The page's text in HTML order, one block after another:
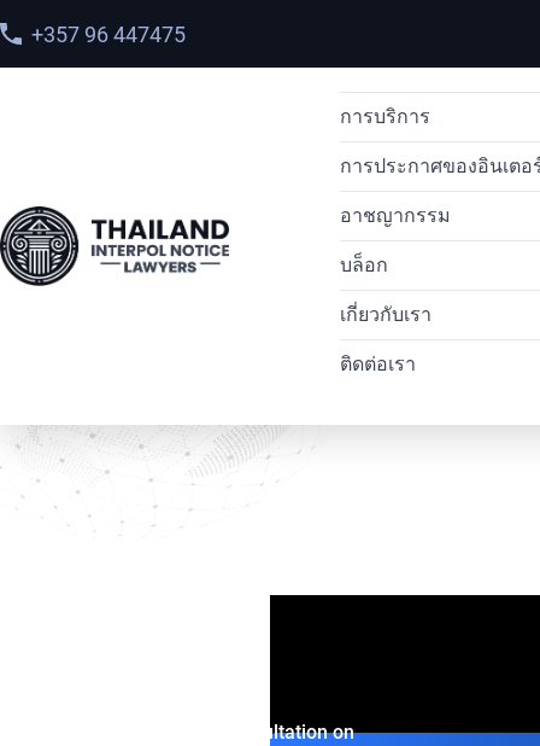
+357 96 447475
การบริการ
การส่งผู้ร้ายข้ามแดน
การส่งผู้ร้ายข้าม
การส่งตัวผู้ร้ายข้
การลบประกาศสีแดง
คำขอป้องกันล่วง
การแพร่กระจายขอ
ทนายความด้านสิท
อาชญากรรมคอขาว
การประกาศของอินเตอ
การแจ้งเตือนหมาย
หมายแจ้งเตือนสีน้ำ
การแจ้งเตือนสีเงินข
การแจ้งเตือนสีเหลือ
อาชญากรรม
การค้ายาเสพติด
อาชญากรรมทางไซ
การฟอกเงิน
บล็อก
เกี่ยวกับเรา
กรณีศึกษา
ติดต่อเรา
หน้าแรก>บริการ>
การส่งตัวผู้ร้ายข้ามแดนจากประเทศไทยไปยัง
การส่งตัวผู้ร้ายข้ามแดน
จากประเทศไทยไปยัง
Get consultation on